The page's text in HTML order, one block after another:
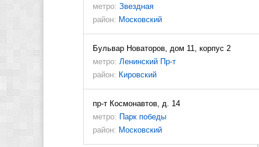
метро: Звездная
район: Московский
Бульвар Новаторов, дом 11, корпус 2
метро: Ленинский Пр-т
район: Кировский
пр-т Космонавтов, д. 14
метро: Парк победы
район: Московский